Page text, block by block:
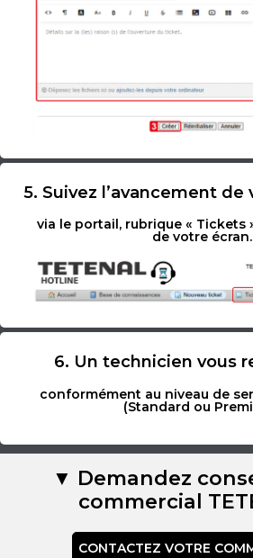
5. Suivez l’avancement
via le portail, rubrique « Tickets
de votre écran.
6. Un technicien vous
conformément au niveau de
(Standard ou
▼ Demandez
commercial
CONTACTEZ VOTRE